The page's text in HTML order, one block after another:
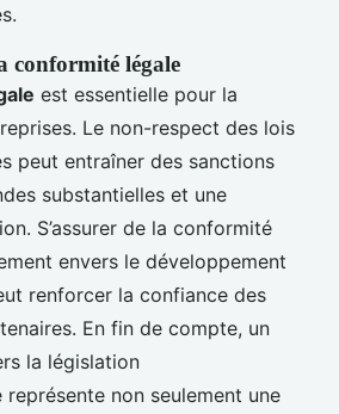
conformité légale
est essentielle pour la
Le non-respect des lois
peut entraîner des sanctions
substantielles et une
S’assurer de la conformité
envers le développement
renforcer la confiance des
En fin de compte, un
la législation
représente non seulement une